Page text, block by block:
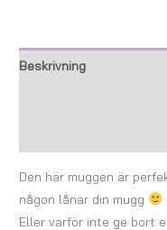
Beskrivning
Den här muggen är
någon lånar din mugg
Eller varför inte ge bort